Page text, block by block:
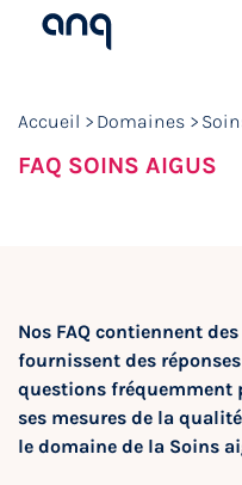
Accueil Domaines
FAQ SOINS AIGUS
Nos FAQ contiennent
fournissent des
questions fréquemment
ses mesures de la
le domaine de la Soins